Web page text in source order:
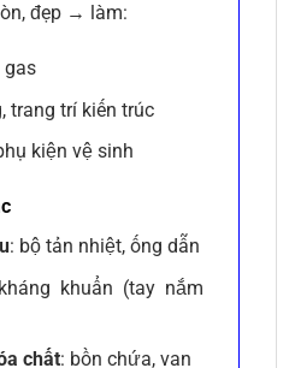
đẹp → làm:
gas
trang trí kiến trúc
kiện vệ sinh
: bộ tản nhiệt, ống dẫn
khuẩn (tay nắm
chất: bồn chứa, van